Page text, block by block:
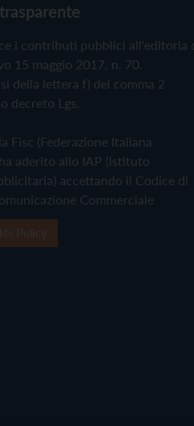
i contributi pubblici all'editoria
15 maggio 2017, n. 70.
della lettera f) del comma 2
decreto Lgs.
Fisc (Federazione Italiana
aderito allo IAP (Istituto
accettando il Codice di
Commerciale